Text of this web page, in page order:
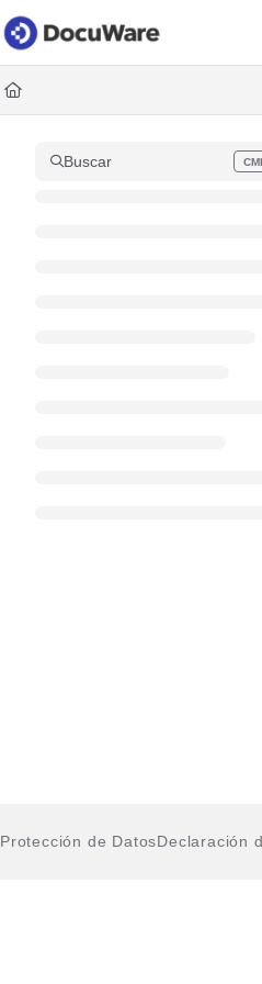
Documentation
Fetch the complete
Use this file to discover all
Buscar
Press CMD+K to open search
Protección de DatosDeclaración